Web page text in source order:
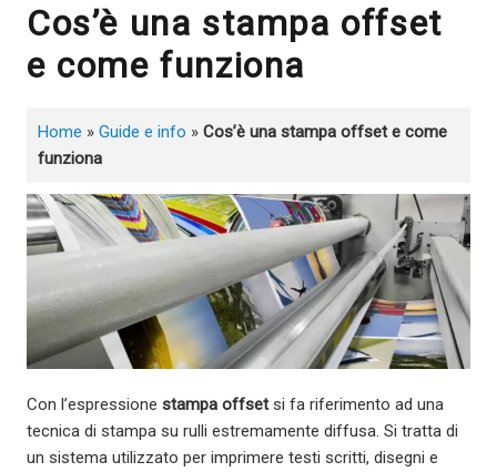
Cos’è una stampa offset
e come funziona
Home » Guide e info » Cos’è una stampa offset e come
funziona
Con l’espressione stampa offsetsi fa riferimento ad una
tecnica di stampa su rulli estremamente diffusa. Si tratta di
un sistema utilizzato per imprimere testi scritti, disegni e